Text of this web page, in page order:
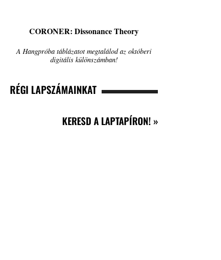
CORONER: Dissonance Theory
A Hangpróba táblázatot megtalálod az októberi
digitális különszámban!
RÉGI LAPSZÁMAINKAT
KERESD A LAPTAPÍRON! »